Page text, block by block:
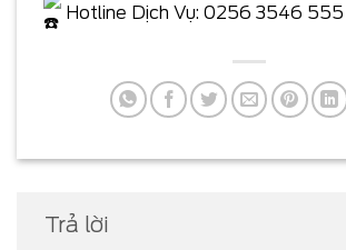
Hotline Dịch Vụ: 0256 3546 555
Trả lời